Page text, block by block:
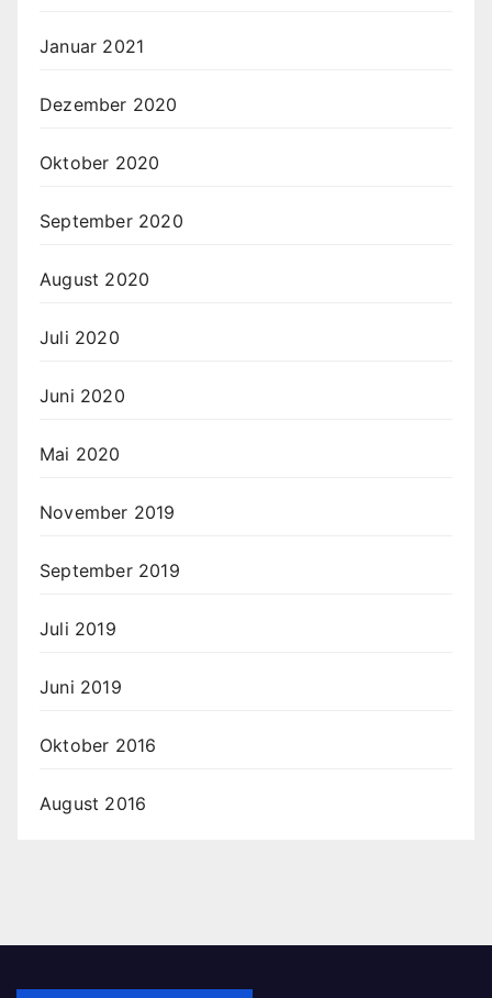
Januar 2021
Dezember 2020
Oktober 2020
September 2020
August 2020
Juli 2020
Juni 2020
Mai 2020
November 2019
September 2019
Juli 2019
Juni 2019
Oktober 2016
August 2016